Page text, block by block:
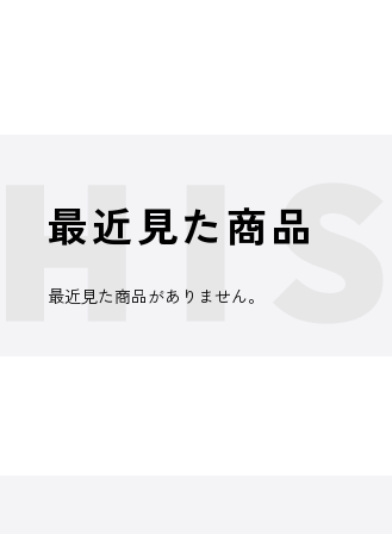
最近見た商品
最近見た商品がありません。